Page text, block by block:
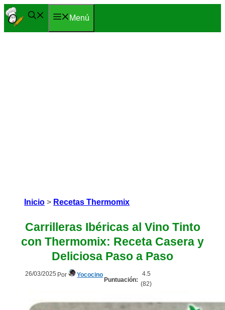
Saltar
al
Menú
Inicio > Recetas Thermomix
Carrilleras Ibéricas al Vino Tinto
con Thermomix: Receta Casera y
Deliciosa Paso a Paso
26/03/2025 Por Yococino
Puntuación:
4.5
(82)